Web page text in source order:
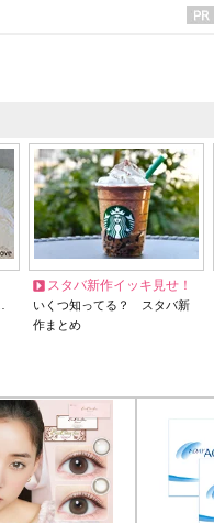
スタバ新作イッキ見せ！
いくつ知ってる？ スタバ新
作まとめ